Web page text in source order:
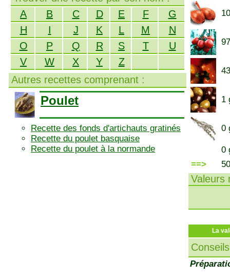
A
B C D E F
G
H
I J K L M
N
O
P Q R S T
U
V
W X Y
Z
Autres recettes comprenant :
Poulet
Recette des fonds d'artichauts gratinés
Recette du poulet basquaise
Recette du poulet à la normande
1
0
0
==>
Valeurs
La